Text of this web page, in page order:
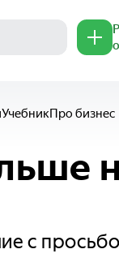
УчебникПро бизнес
с